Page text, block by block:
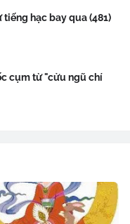
tiếng hạc bay qua (481)
cụm từ "cửu ngũ chí